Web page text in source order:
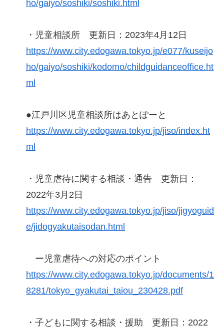
ho/gaiyo/soshiki/soshiki.html
・児童相談所 更新日：2023年4月12日
https://www.city.edogawa.tokyo.jp/e077/kuseijo
ho/gaiyo/soshiki/kodomo/childguidanceoffice.ht
ml
●江戸川区児童相談所はあとぽーと
https://www.city.edogawa.tokyo.jp/jiso/index.ht
ml
・児童虐待に関する相談・通告 更新日：
2022年3月2日
https://www.city.edogawa.tokyo.jp/jiso/jigyoguid
e/jidogyakutaisodan.html
ー児童虐待への対応のポイント
https://www.city.edogawa.tokyo.jp/documents/1
8281/tokyo_gyakutai_taiou_230428.pdf
・子どもに関する相談・援助 更新日：2022